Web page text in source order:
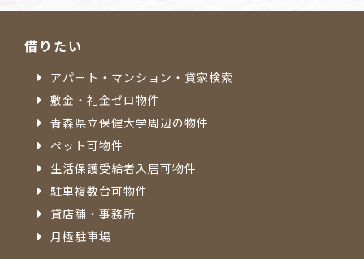
借りたい
アパート・マンション・貸家検索
敷金・礼金ゼロ物件
青森県立保健大学周辺の物件
ペット可物件
生活保護受給者入居可物件
駐車複数台可物件
貸店舗・事務所
月極駐車場